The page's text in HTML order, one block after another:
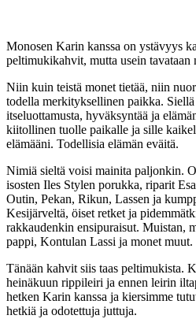
Monosen Karin kanssa on ystävyys
peltimukikahvit, mutta usein
Niin kuin teistä monet tietää, niin
todella merkityksellinen paikka.
itseluottamusta, hyväksyntää ja
kiitollinen tuolle paikalle ja sille
elämääni. Todellisia elämän eväitä.
Nimiä sieltä voisi mainita paljonkin.
isosten Iles Stylen porukka, riparit
Outin, Pekan, Rikun, Lassen ja
Kesijärveltä, öiset retket ja
rakkaudenkin ensipuraisut. Muistan,
pappi, Kontulan Lassi ja monet muut.
Tänään kahvit siis taas peltimukista.
heinäkuun rippileiri ja ennen leirin
hetken Karin kanssa ja kiersimme
hetkiä ja odotettuja juttuja.